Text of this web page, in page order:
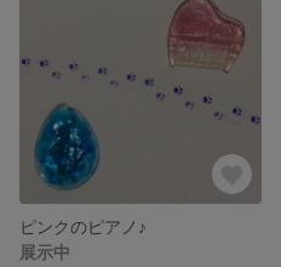
ピンクのピアノ♪
展示中